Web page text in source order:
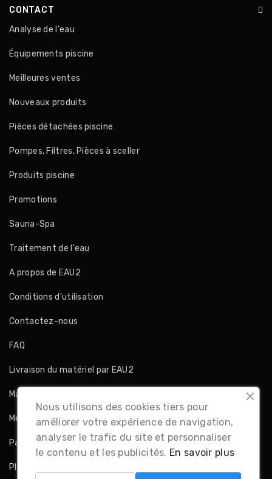
CONTACT
Analyse de l'eau
Équipements piscine
Meilleures ventes
Nouveaux produits
Pièces détachées piscine
Pompes, Filtres, Pièces à sceller
Produits piscine
Promotions
Sauna-Spa
Traitement de l'eau
A propos de EAU2
Conditions d'utilisation
Contactez-nous
FAQ
Livraison du matériel par EAU2
Magasins
Mentions légales
Paiement sécurisé
Plan du site
Nous utilisons des cookies tiers pour
améliorer votre expérience de navigation,
analyser le trafic du site et personnaliser
le contenu et les publicités. En savoir plus